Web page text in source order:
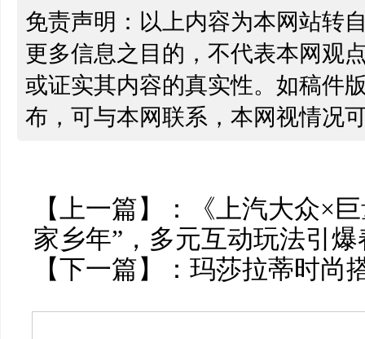
免责声明：以上内容为本网站转
更多信息之目的，不代表本网观
或证实其内容的真实性。如稿件
布，可与本网联系，本网视情况
【上一篇】：
《上汽大众×
家乡年”，多元互动玩法引
【下一篇】： 玛莎拉蒂时尚